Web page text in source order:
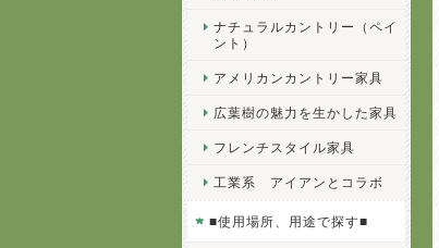
ナチュラルカントリー（ペイ
ント）
アメリカンカントリー家具
広葉樹の魅力を生かした家具
フレンチスタイル家具
工業系 アイアンとコラボ
■使用場所、用途で探す■